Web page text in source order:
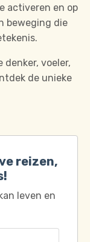
activeren en op
beweging die
denker, voeler,
de unieke
reizen,
leven en